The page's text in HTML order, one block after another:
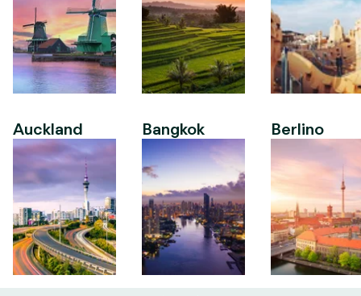
Auckland Bangkok Berlino